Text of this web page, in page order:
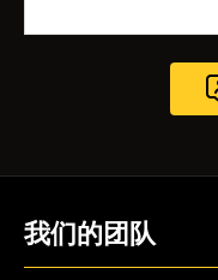
我们的团队